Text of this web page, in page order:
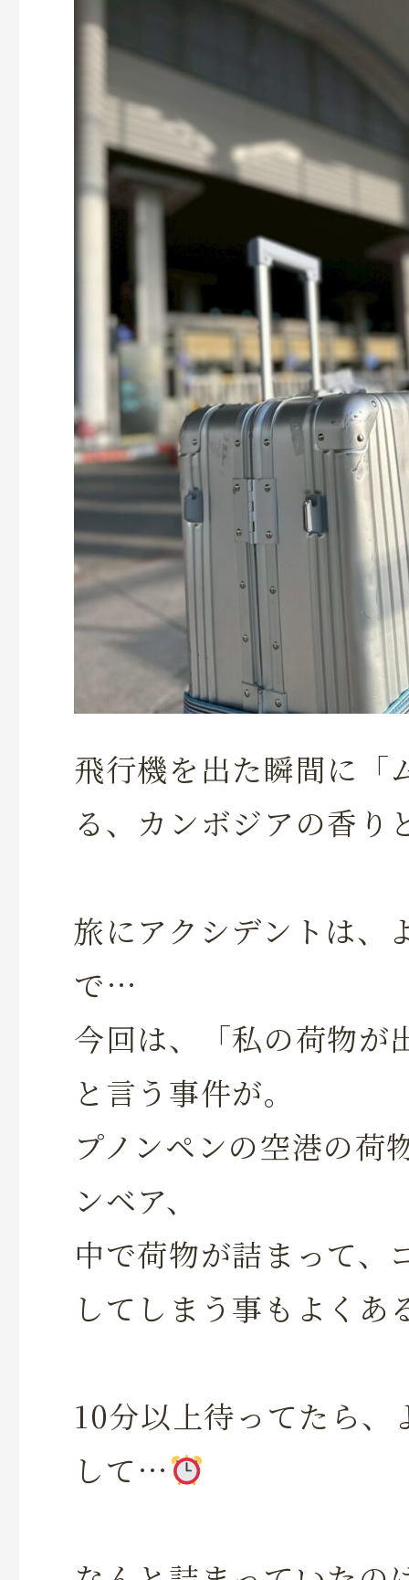
飛行機を出た瞬間に「
る、カンボジアの香り
旅にアクシデントは、
で…
今回は、「私の荷物が
と言う事件が。
プノンペンの空港の荷
ンベア、
中で荷物が詰まって、
してしまう事もよく
10分以上待ってたら、
して…